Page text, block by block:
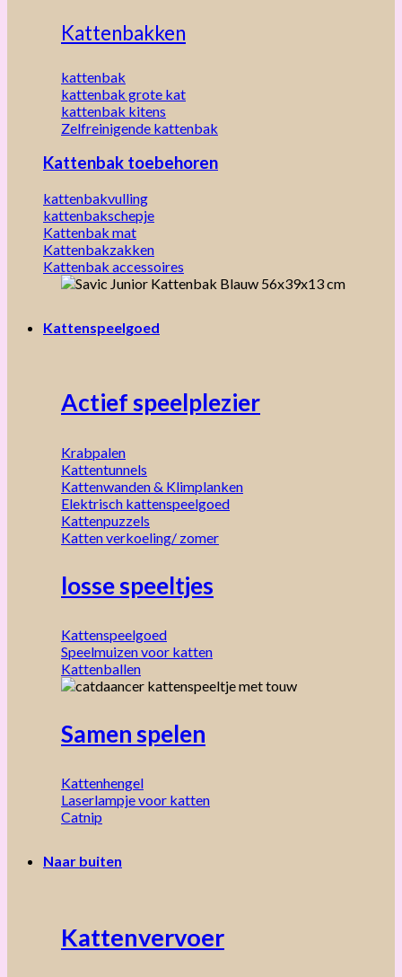
Kattenbakken
kattenbak
kattenbak grote kat
kattenbak kitens
Zelfreinigende kattenbak
Kattenbak toebehoren
kattenbakvulling
kattenbakschepje
Kattenbak mat
Kattenbakzakken
Kattenbak accessoires
Kattenspeelgoed
Actief speelplezier
Krabpalen
Kattentunnels
Kattenwanden & Klimplanken
Elektrisch kattenspeelgoed
Kattenpuzzels
Katten verkoeling/ zomer
losse speeltjes
Kattenspeelgoed
Speelmuizen voor katten
Kattenballen
Samen spelen
Kattenhengel
Laserlampje voor katten
Catnip
Naar buiten
Kattenvervoer